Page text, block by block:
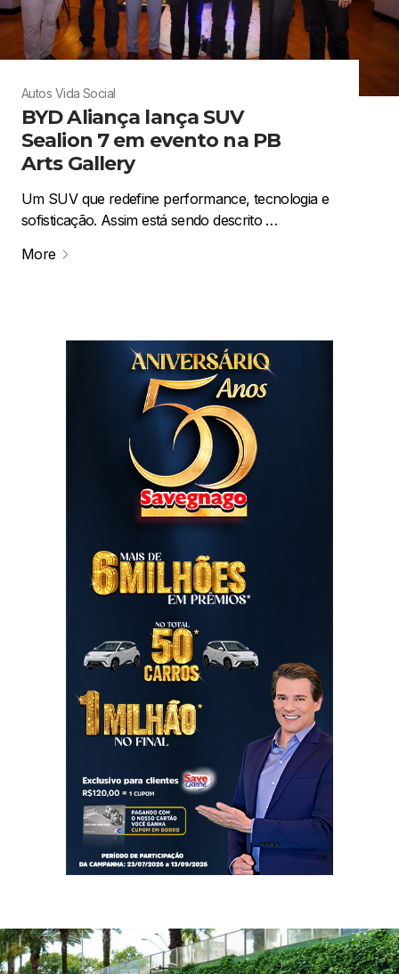
Autos Vida Social
BYD Aliança lança SUV
Sealion 7 em evento na PB
Arts Gallery
Um SUV que redefine performance, tecnologia e
sofisticação. Assim está sendo descrito …
More